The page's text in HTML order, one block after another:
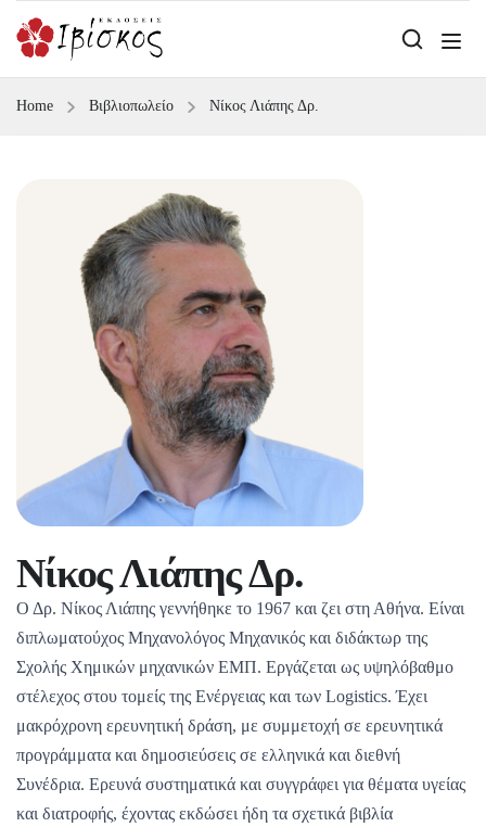
Home Βιβλιοπωλείο Νίκος Λιάπης Δρ.
Νίκος Λιάπης Δρ.
Ο Δρ. Νίκος Λιάπης γεννήθηκε το 1967 και ζει στη Αθήνα. Είναι
διπλωματούχος Μηχανολόγος Μηχανικός και διδάκτωρ της
Σχολής Χημικών μηχανικών ΕΜΠ. Εργάζεται ως υψηλόβαθμο
στέλεχος στου τομείς της Ενέργειας και των Logistics. Έχει
μακρόχρονη ερευνητική δράση, με συμμετοχή σε ερευνητικά
προγράμματα και δημοσιεύσεις σε ελληνικά και διεθνή
Συνέδρια. Ερευνά συστηματικά και συγγράφει για θέματα υγείας
και διατροφής, έχοντας εκδώσει ήδη τα σχετικά βιβλία